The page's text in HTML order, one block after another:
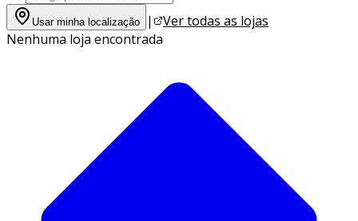
Usar minha localização |
Ver todas as lojas
Nenhuma loja encontrada